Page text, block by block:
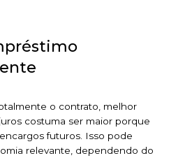
o contrato, melhor
costuma ser maior porque
futuros. Isso pode
relevante, dependendo do